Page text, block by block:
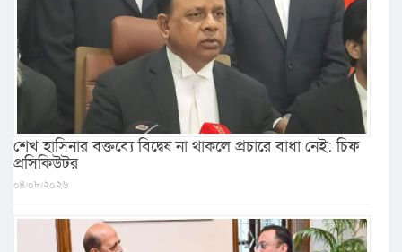
শেখ হাসিনার বক্তব্যে বিদ্বেষ না থাকলে প্রচারে বাধা নেই: চিফ
প্রসিকিউটর
০৪/০৮/২০২৬